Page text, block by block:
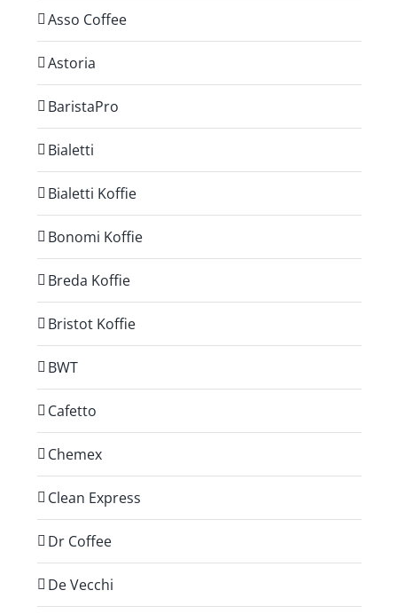
Asso Coffee
Astoria
BaristaPro
Bialetti
Bialetti Koffie
Bonomi Koffie
Breda Koffie
Bristot Koffie
BWT
Cafetto
Chemex
Clean Express
Dr Coffee
De Vecchi